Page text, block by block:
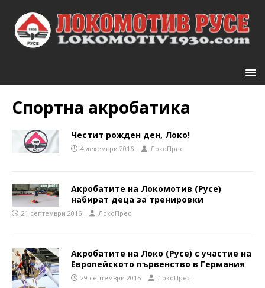
Спортна акробатика
Честит рожден ден, Локо!
4 декември 2016 ЛокоПрес
Акробатите на Локомотив (Русе)
набират деца за тренировки
21 септември 2016 ЛокоПрес
Акробатите на Локо (Русе) с участие на
Европейското първенство в Германия
29 септември 2015 ЛокоПрес